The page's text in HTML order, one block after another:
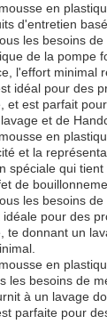
en
d'entretien
les besoins
de la pompe
l'effort minimal
idéal pour des
et est parfait
et de
en
et la
spéciale qui
de
les besoins
pour des
te donnant un
en
les besoins de
à un lavage
parfaite pour